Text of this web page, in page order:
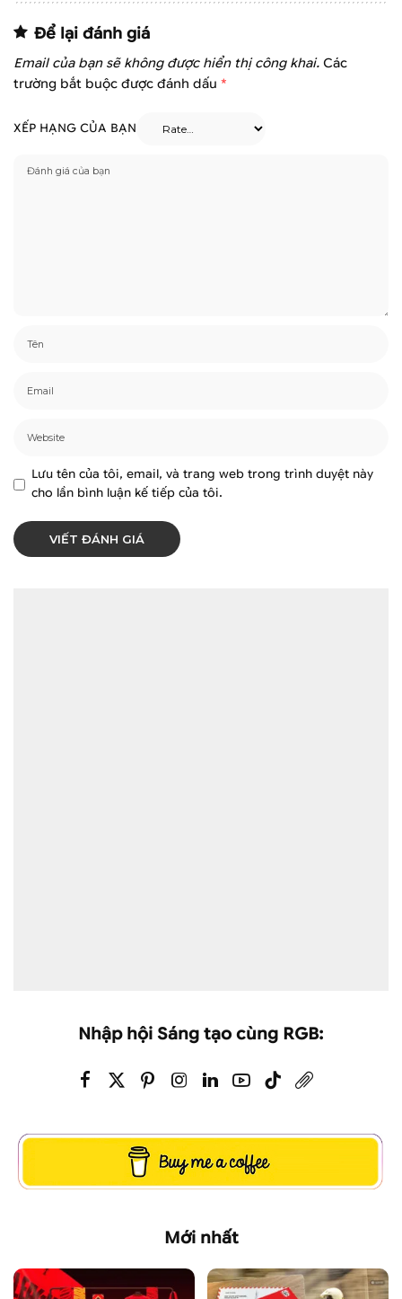
Để lại đánh giá
Email của bạn sẽ không được hiển thị công khai. Các
trường bắt buộc được đánh dấu *
XẾP HẠNG CỦA BẠN
Lưu tên của tôi, email, và trang web trong trình duyệt này
cho lần bình luận kế tiếp của tôi.
Nhập hội Sáng tạo cùng RGB:
Mới nhất